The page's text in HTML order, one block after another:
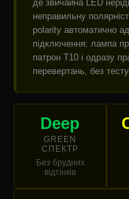
де звичайна LED
неправильну
polarity автоматично
підключення: лампа
патрон T10 і одразу
перевертань, без
Deep
GREEN
СПЕКТР
Без брудних
відтінків